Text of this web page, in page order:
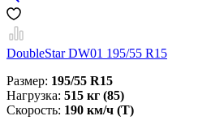
DoubleStar DW01 195/55 R15
Размер: 195/55 R15
Нагрузка: 515 кг (85)
Скорость: 190 км/ч (T)